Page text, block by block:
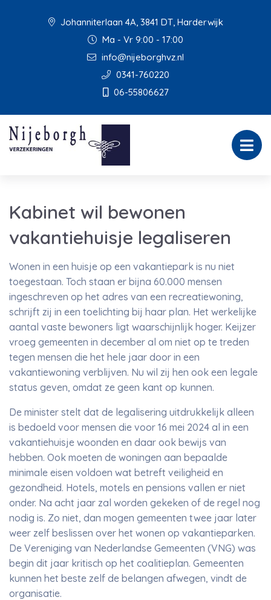
Johanniterlaan 4A, 3841 DT, Harderwijk
Ma - Vr 9:00 - 17:00
info@nijeborghvz.nl
0341-760220
06-55806627
Kabinet wil bewonen
vakantiehuisje legaliseren
Wonen in een huisje op een vakantiepark is nu niet
toegestaan. Toch staan er bijna 60.000 mensen
ingeschreven op het adres van een recreatiewoning,
schrijft zij in een toelichting bij haar plan. Het werkelijke
aantal vaste bewoners ligt waarschijnlijk hoger. Keijzer
vroeg gemeenten in december al om niet op te treden
tegen mensen die het hele jaar door in een
vakantiewoning verblijven. Nu wil zij hen ook een legale
status geven, omdat ze geen kant op kunnen.
De minister stelt dat de legalisering uitdrukkelijk alleen
is bedoeld voor mensen die voor 16 mei 2024 al in een
vakantiehuisje woonden en daar ook bewijs van
hebben. Ook moeten de woningen aan bepaalde
minimale eisen voldoen wat betreft veiligheid en
gezondheid. Hotels, motels en pensions vallen er niet
onder. Na acht jaar zal worden gekeken of de regel nog
nodig is. Zo niet, dan mogen gemeenten twee jaar later
weer zelf beslissen over het wonen op vakantieparken.
De Vereniging van Nederlandse Gemeenten (VNG) was
begin dit jaar kritisch op het coalitieplan. Gemeenten
kunnen het beste zelf de belangen afwegen, vindt de
organisatie.